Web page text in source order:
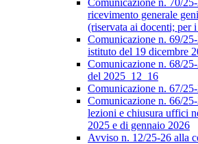
Comunicazione n. 70/
ricevimento generale
(riservata ai docenti; per
Comunicazione n. 69/
istituto del 19 dicembre
Comunicazione n. 68/
del 2025_12_16
Comunicazione n. 67/
Comunicazione n. 66/
lezioni e chiusura uffici
2025 e di gennaio 2026
Avviso n. 12/25-26 alla